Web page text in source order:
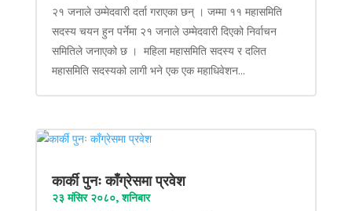
२१ जनाले उम्मेदवारी दर्ता गराएका छन् । जम्मा ११ महासमिति
सदस्य चयन हुन पर्नेमा २१ जनाले उम्मेदवारी दिएको निर्वाचन
समितिले जनाएको छ । महिला महासमिति सदस्य र दलित
महासमिति सदस्यको लागी भने एक एक महाधिवेशन...
कार्की पुनः काँग्रेसमा प्रवेश
२३ मंसिर २०८०, शनिबार